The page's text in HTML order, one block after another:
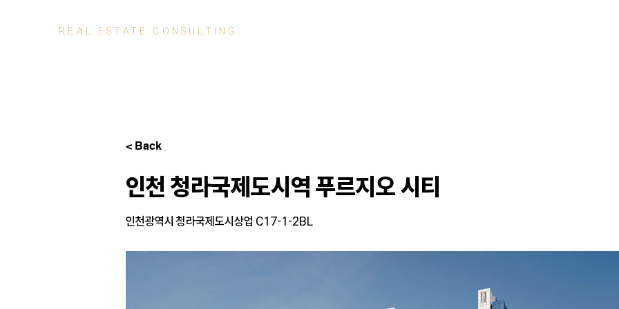
REAL ESTATE CONSULTING
< Back
인천 청라국제도시역 푸르지오 시티
인천광역시 청라국제도시상업 C17-1-2BL